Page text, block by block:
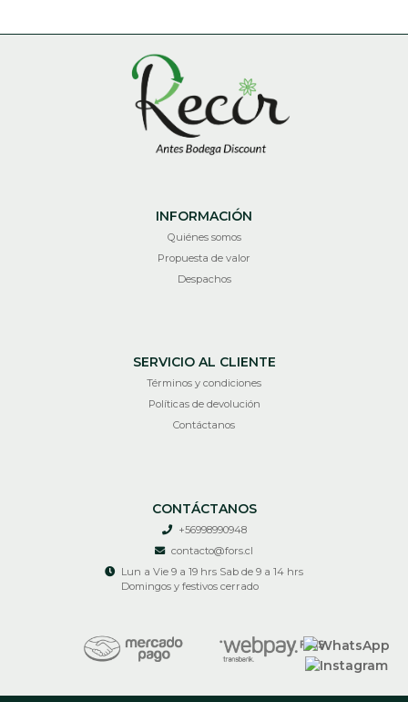
INFORMACIÓN
Quiénes somos
Propuesta de valor
Despachos
SERVICIO AL CLIENTE
Términos y condiciones
Políticas de devolución
Contáctanos
CONTÁCTANOS
+56998990948
contacto@fors.cl
Lun a Vie 9 a 19 hrs Sab de 9 a 14 hrs
Domingos y festivos cerrado